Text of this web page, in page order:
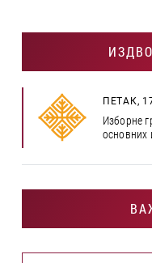
ПЕТАК,
Изборне
основних